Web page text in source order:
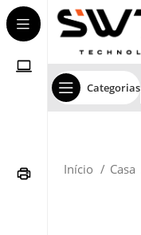
Categorias
Início Casa